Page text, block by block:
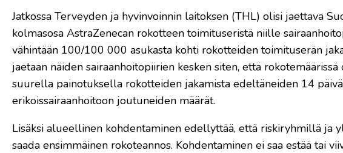
Jatkossa Terveyden ja hyvinvoinnin laitoksen (THL) olisi jaettava
kolmasosa AstraZenecan rokotteen toimituseristä niille
vähintään 100/100 000 asukasta kohti rokotteiden toimituserän
jaetaan näiden sairaanhoitopiirien kesken siten, että
suurella painotuksella rokotteiden jakamista edeltäneiden 14
erikoissairaanhoitoon joutuneiden määrät.
Lisäksi alueellinen kohdentaminen edellyttää, että riskiryhmillä
saada ensimmäinen rokoteannos. Kohdentaminen ei saa estää tai